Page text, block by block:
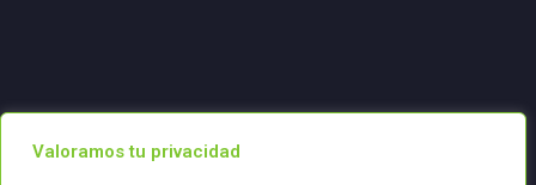
Valoramos tu privacidad